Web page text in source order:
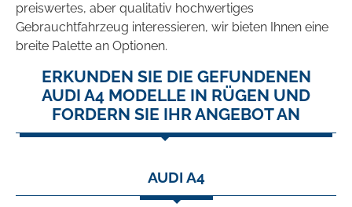
preiswertes, aber qualitativ hochwertiges
Gebrauchtfahrzeug interessieren, wir bieten Ihnen eine
breite Palette an Optionen.
ERKUNDEN SIE DIE GEFUNDENEN
AUDI A4 MODELLE IN RÜGEN UND
FORDERN SIE IHR ANGEBOT AN
AUDI A4